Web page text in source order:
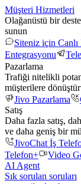
Müşteri Hizmetleri
Olağanüstü bir
sunun
Siteniz için Canlı
Entegrasyonu
Pazarlama
Trafiği nitelikli
müşterilere
Jivo Pazarlama
Satış
Daha fazla satış,
ve daha geniş bir
JivoChat İş
Telefon+
Video
AI Agent
Sık sorulan soruları